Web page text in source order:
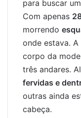
para buscar
Com apenas
morrendo
onde estava. A
corpo da
três andares.
fervidas e
outras ainda
cabeça.